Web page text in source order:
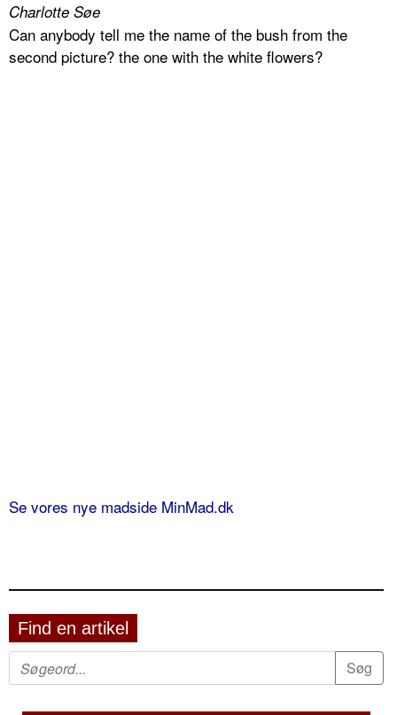
Charlotte Søe
Can anybody tell me the name of the bush from the
second picture? the one with the white flowers?
Se vores nye madside MinMad.dk
Find en artikel